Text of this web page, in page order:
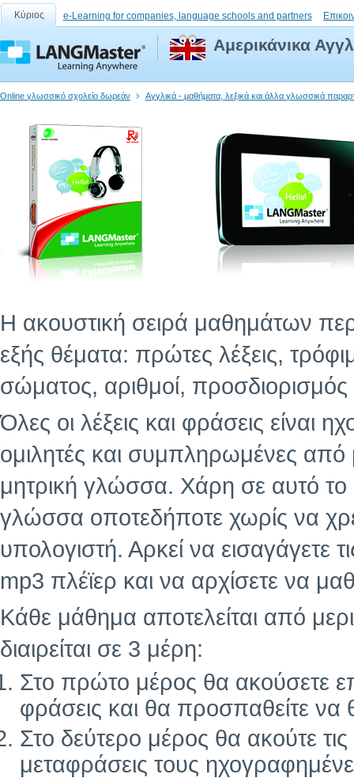
Κύριος e-Learning for companies, language schools and partners
Αμερικάνικα
Online γλωσσικό σχολείο δωρεάν Αγγλικά - μαθήματα, λεξικά και άλλα γλωσσικά
Η ακουστική σειρά μαθημάτων
εξής θέματα: πρώτες λέξεις,
σώματος, αριθμοί,
Όλες οι λέξεις και φράσεις είναι
ομιλητές και συμπληρωμένες
μητρική γλώσσα. Χάρη σε αυτό
γλώσσα οποτεδήποτε χωρίς να
υπολογιστή. Αρκεί να εισαγάγετε
mp3 πλέϊερ και να αρχίσετε να
Κάθε μάθημα αποτελείται από
διαιρείται σε 3 μέρη:
Στο πρώτο μέρος θα ακούσετε
φράσεις και θα προσπαθείτε να
Στο δεύτερο μέρος θα ακούτε τις
μεταφράσεις τους